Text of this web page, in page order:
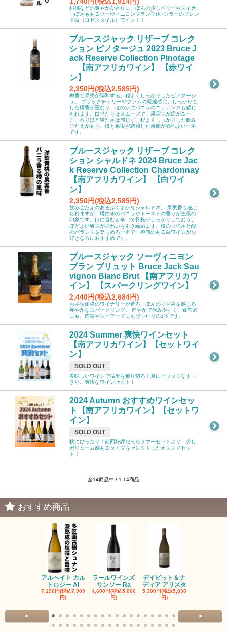
柑橘などの爽やかな香りに、ほんの少しベリーやスイカ
っぽさもあるソーヴィニヨンブラン主体+シラーのブレン
ド白（ロゼスタイル）ワイン！！
ブルースジャック リザーブ コレク
ション ピノタージュ 2023 Bruce J
ack Reserve Collection Pinotage
【南アフリカワイン】 【赤ワイ
ン】
2,350円(税込2,585円)
樽香と果実が調和する、程よくしっかりしたピノタージ
ュ。 ブラックチェリーやプラムの凝縮感に、しっかりと
した樽香が重なり、ほのかにバニラのニュアンスも感じ
られます。口当たりはスムーズで、果実味が広がる一
方、香りほど重たさは感じず、程よくしっかりした飲み
ごたえがあり、樽と果実が調和した余韻が心地よい一本
です。
ブルースジャック リザーブ コレク
ション シャルドネ 2024 Bruce Jac
k Reserve Collection Chardonnay
【南アフリカワイン】 【白ワイ
ン】
2,350円(税込2,585円)
飲みごたえのあるふくよかなシャルドネ。 果実香も感じ
られますが、樽由来のバニラやトーストの香りが主役の
印象です。口に含むと辛口で骨格がしっかりしており、
ほどよい酸味が味わいを引き締めます。樽の力強さと酸
のバランスを楽しめる一本で、樽感のある白ワインがお
好きな方におすすめです。
ブルースジャック ソーヴィニヨン
ブラン ブリュット Bruce Jack Sau
vignon Blanc Brut 【南アフリカワ
イン】 【スパークリングワイン】
2,440円(税込2,684円)
お手頃価格のワイナリーが造る、ほんのり甘みを感じる
爽やかなスパークリング。 軽やかで飲みやすく、食前酒
にも、前菜やシーフードにもぴったりの1本です。
2024 Summer 爽快ワインセット
【南アフリカワイン】【セットワイ
ン】
SOLD OUT
美味しいワインで猛暑を乗り切る！夏にピッタリなすっ
きり、爽快なワインセット！
2024 Autumn おすすめワインセッ
ト【南アフリカワイン】【セットワ
イン】
SOLD OUT
秋にぴったり！前回好評だったサマーセットより、少し
ボリューム感あるタイプをセレクトしたオススメセッ
ト！
全14商品中 / 1-14商品
おすすめ商品
アルヘイト カル
トロジー Al
7,190円(税込7,909
円)
ラールワインズ
サンソー Ra
4,600円(税込5,060
円)
デイビット＆ナ
ディア アリスタ
5,300円(税込5,830
円)
< >